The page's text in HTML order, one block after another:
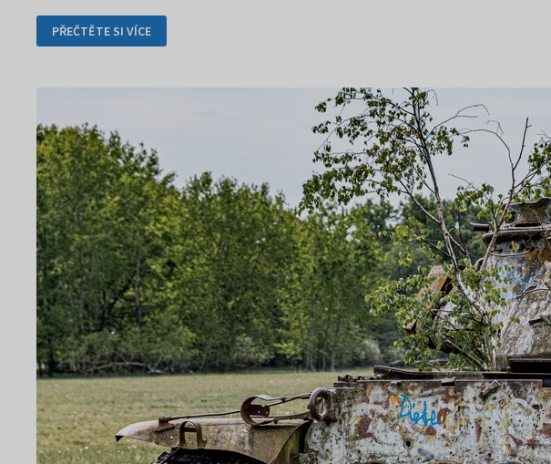
NEJPRODÁVANĚJŠÍ
HRY
SVĚTA
PŘEČTĚTE SI VÍCE